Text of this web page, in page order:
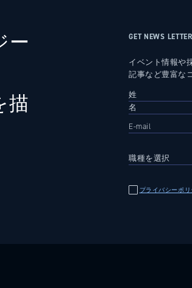
ー
描
GET NEWS LETTER
イベント情報や
記事など豊富な
プライバシーポリ